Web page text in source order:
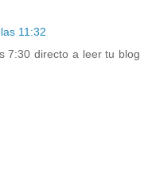
11:32
7:30 directo a leer tu blog